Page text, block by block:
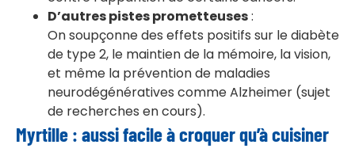
D’autres pistes prometteuses:
On soupçonne des effets positifs sur le diabète
de type 2, le maintien de la mémoire, la vision,
et même la prévention de maladies
neurodégénératives comme Alzheimer (sujet
de recherches en cours).
Myrtille : aussi facile à croquer qu’à cuisiner